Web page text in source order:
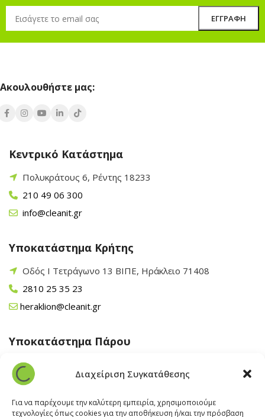
Διαχείριση Συγκατάθεσης
Για να παρέχουμε την καλύτερη εμπειρία, χρησιμοποιούμε
τεχνολογίες όπως cookies για την αποθήκευση ή/και την πρόσβαση
Ακουλουθήστε μας:
Κεντρικό Κατάστημα
Πολυκράτους 6, Ρέντης 18233
210 49 06 300
info@cleanit.gr
Υποκατάστημα Κρήτης
Οδός Ι Τετράγωνο 13 ΒΙΠΕ, Ηράκλειο 71408
2810 25 35 23
heraklion@cleanit.gr
Υποκατάστημα Πάρου
Άγιος Βλάσης Αρχίλοχος, Πάρος 84400
22840 43 163
paros@cleanit.gr